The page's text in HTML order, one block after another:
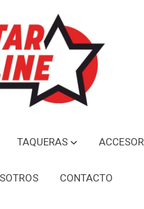
TAQUERAS
CONTACTO